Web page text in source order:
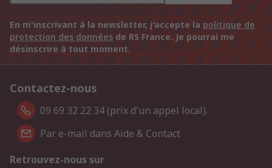
En m'inscrivant à la newsletter, j'accepte la politique de
protection des données de RS France. Je pourrai me
désinscrire à tout moment.
Contactez-nous
09 69 32 22 34 (prix d'un appel local).
Par e-mail dans Aide & Contact
Retrouvez-nous sur